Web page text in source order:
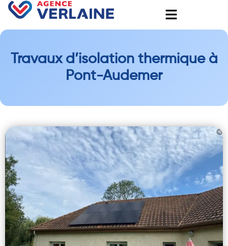
Travaux d’isolation thermique à
Pont-Audemer